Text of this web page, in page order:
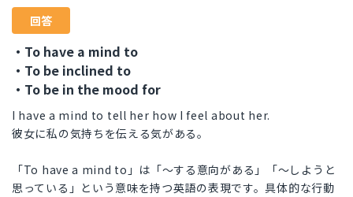
回答
・To have a mind to
・To be inclined to
・To be in the mood for
I have a mind to tell her how I feel about her.
彼女に私の気持ちを伝える気がある。
「To have a mind to」は「～する意向がある」「～しようと
思っている」という意味を持つ英語の表現です。具体的な行動